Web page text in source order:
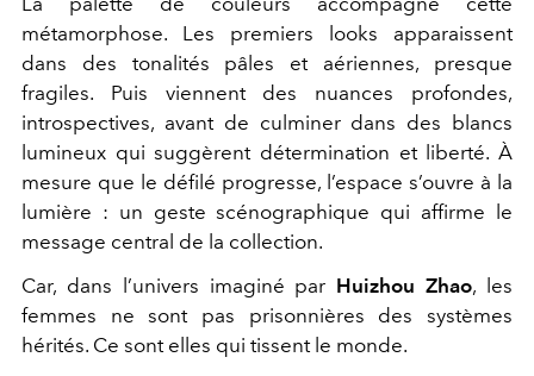
métamorphose. Les premiers looks apparaissent
dans des tonalités pâles et aériennes, presque
fragiles. Puis viennent des nuances profondes,
introspectives, avant de culminer dans des blancs
lumineux qui suggèrent détermination et liberté. À
mesure que le défilé progresse, l’espace s’ouvre à la
lumière : un geste scénographique qui affirme le
message central de la collection.
Car, dans l’univers imaginé par Huizhou Zhao, les
femmes ne sont pas prisonnières des systèmes
hérités. Ce sont elles qui tissent le monde.